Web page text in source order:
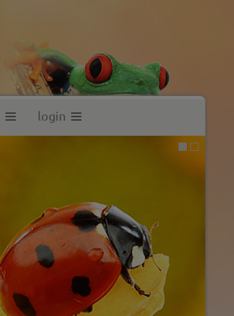
login